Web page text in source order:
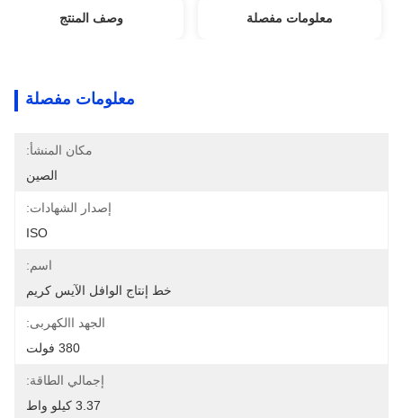
معلومات مفصلة وصف المنتج
معلومات مفصلة
مكان المنشأ:
الصين
إصدار الشهادات:
ISO
اسم:
خط إنتاج الوافل الآيس كريم
الجهد االكهربى:
380 فولت
إجمالي الطاقة:
3.37 كيلو واط